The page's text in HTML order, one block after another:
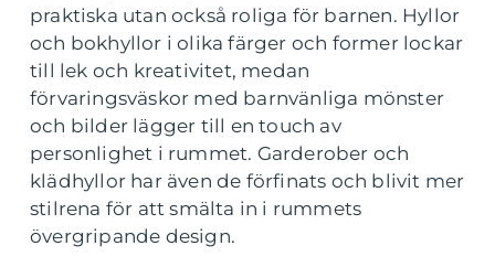
praktiska utan också roliga för barnen. Hyllor
och bokhyllor i olika färger och former lockar
till lek och kreativitet, medan
förvaringsväskor med barnvänliga mönster
och bilder lägger till en touch av
personlighet i rummet. Garderober och
klädhyllor har även de förfinats och blivit mer
stilrena för att smälta in i rummets
övergripande design.